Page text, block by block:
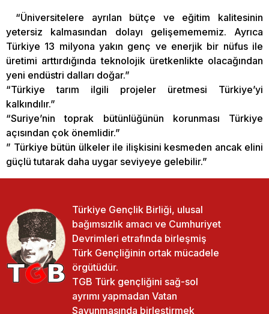
“Üniversitelere ayrılan bütçe ve eğitim kalitesinin
yetersiz kalmasından dolayı gelişemememiz. Ayrıca
Türkiye 13 milyona yakın genç ve enerjik bir nüfus ile
üretimi arttırdığında teknolojik üretkenlikte olacağından
yeni endüstri dalları doğar.”
“Türkiye tarım ilgili projeler üretmesi Türkiye’yi
kalkındılır.”
“Suriye’nin toprak bütünlüğünün korunması Türkiye
açısından çok önemlidir.”
” Türkiye bütün ülkeler ile ilişkisini kesmeden ancak elini
güçlü tutarak daha uygar seviyeye gelebilir.”
Türkiye Gençlik Birliği, ulusal
bağımsızlık amacı ve Cumhuriyet
Devrimleri etrafında birleşmiş
Türk Gençliğinin ortak mücadele
örgütüdür.
TGB Türk gençliğini sağ-sol
ayrımı yapmadan Vatan
Savunmasında birleştirmek